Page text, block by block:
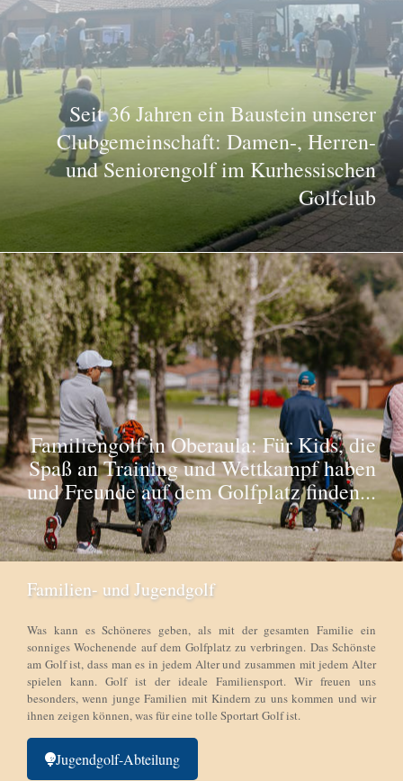
Seit 36 Jahren ein Baustein unserer
Clubgemeinschaft: Damen-, Herren-
und Seniorengolf im Kurhessischen
Golfclub
Familiengolf in Oberaula: Für Kids, die
Spaß an Training und Wettkampf haben
und Freunde auf dem Golfplatz finden...
Familien- und Jugendgolf
Was kann es Schöneres geben, als mit der gesamten Familie ein
sonniges Wochenende auf dem Golfplatz zu verbringen. Das Schönste
am Golf ist, dass man es in jedem Alter und zusammen mit jedem Alter
spielen kann. Golf ist der ideale Familiensport. Wir freuen uns
besonders, wenn junge Familien mit Kindern zu uns kommen und wir
ihnen zeigen können, was für eine tolle Sportart Golf ist.
Jugendgolf-Abteilung